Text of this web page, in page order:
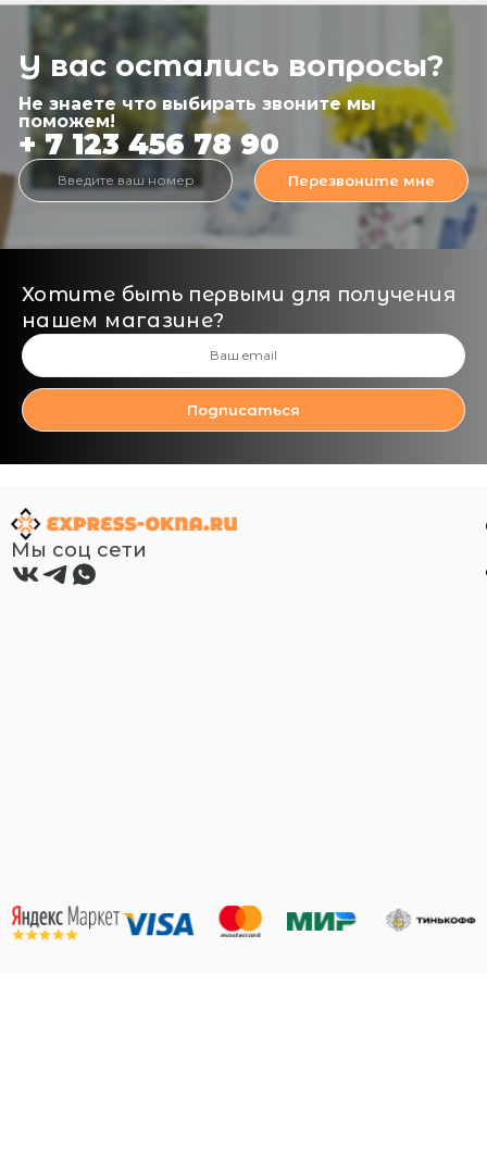
У вас остались вопросы?
Не знаете что выбирать звоните мы
поможем!
+ 7 123 456 78 90
Перезвоните мне
Хотите быть первыми для получения
нашем магазине?
Подписаться
Мы соц сети